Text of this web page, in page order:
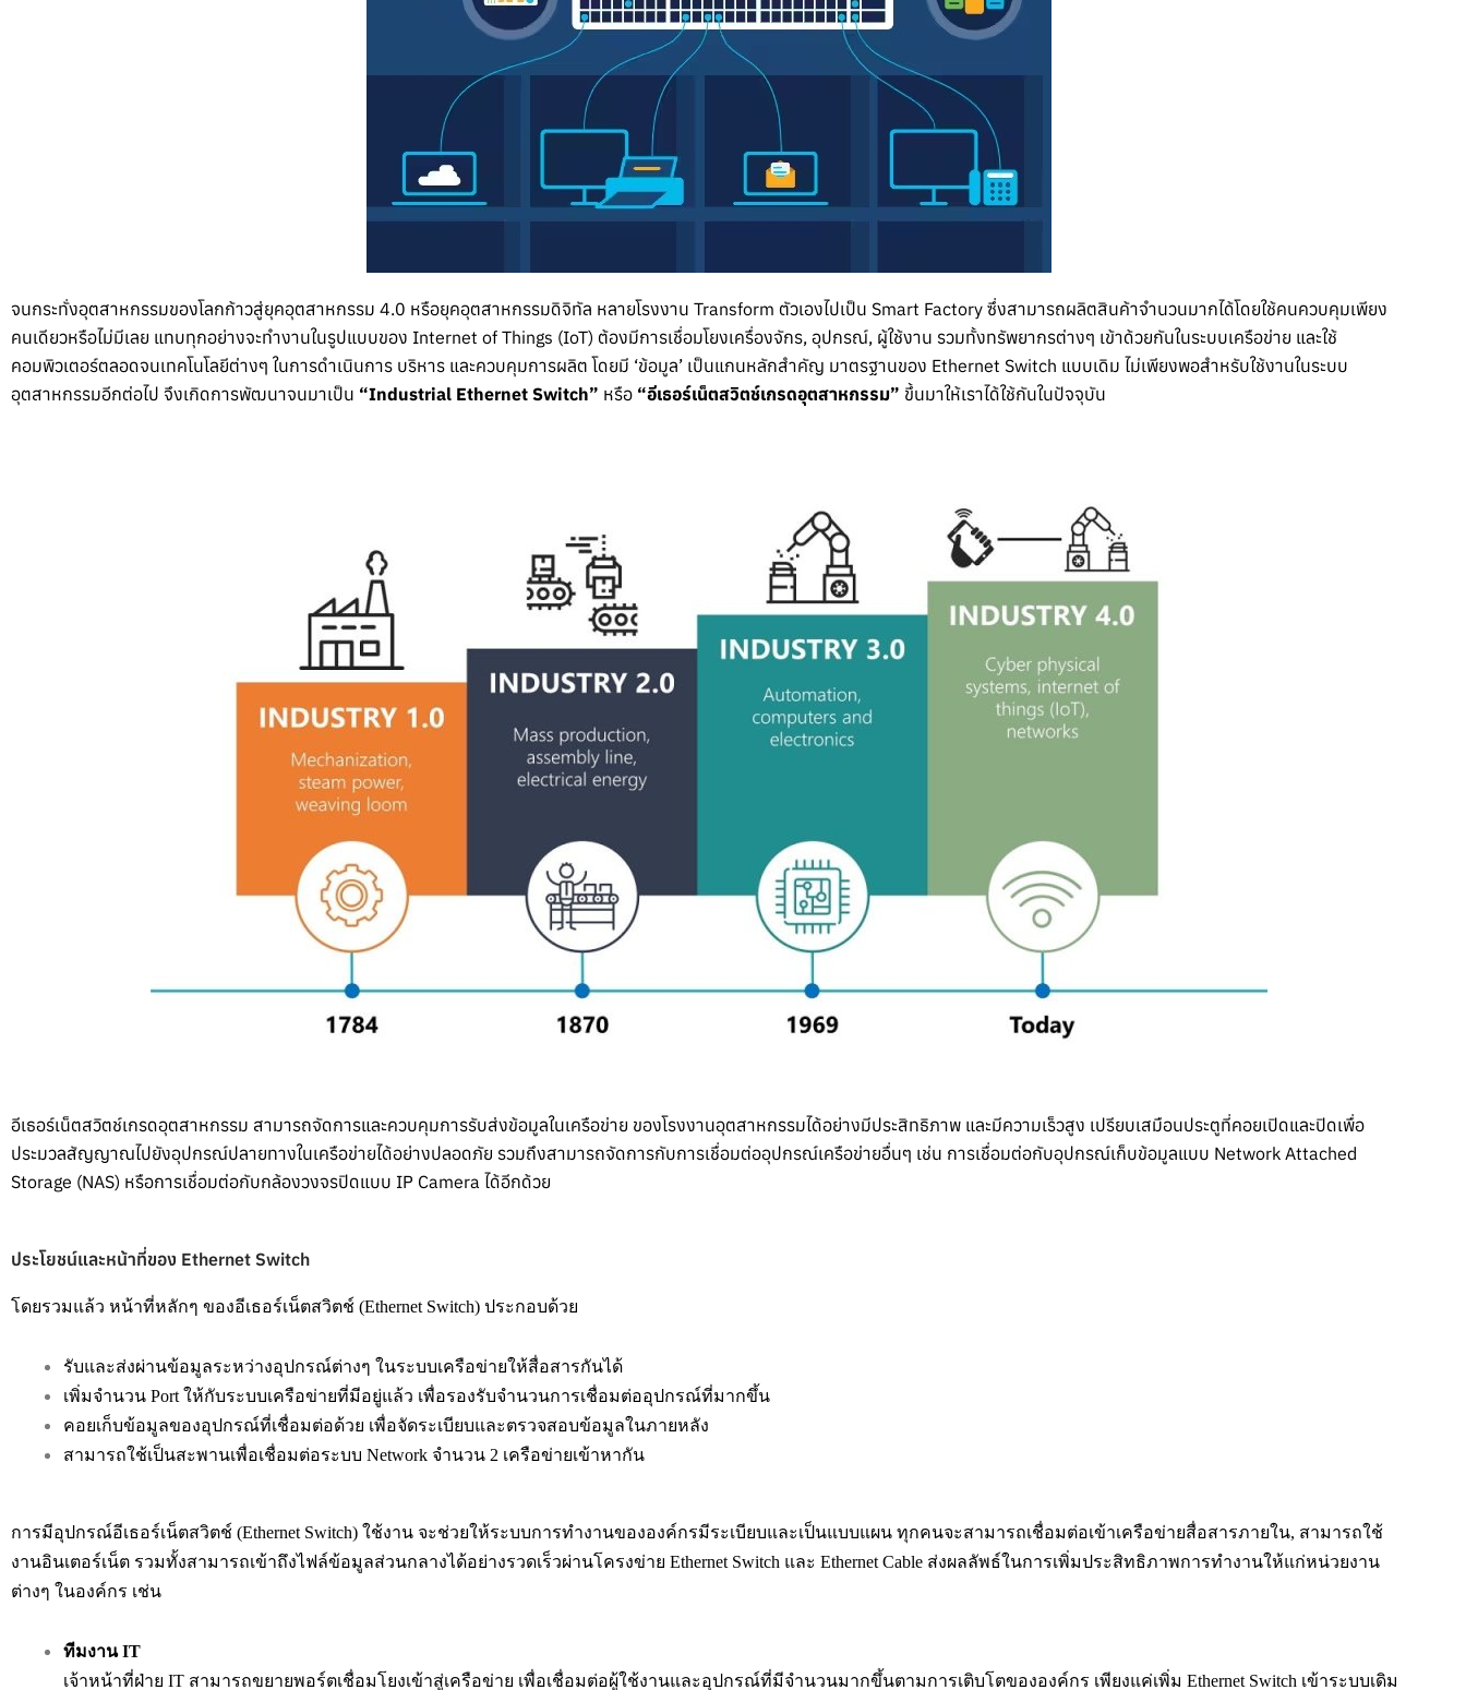
จนกระทั่งอุตสาหกรรมของโลกก้าวสู่ยุคอุตสาหกรรม 4.0 หรือยุคอุตสาหกรรมดิจิทัล หลายโรงงาน Transform ตัวเองไปเป็น Smart Factory ซึ่งสามารถผลิตสินค้าจำนวนมากได้โดยใช้คนควบคุมเพียง
คนเดียวหรือไม่มีเลย แทบทุกอย่างจะทำงานในรูปแบบของ Internet of Things (IoT) ต้องมีการเชื่อมโยงเครื่องจักร, อุปกรณ์, ผู้ใช้งาน รวมทั้งทรัพยากรต่างๆ เข้าด้วยกันในระบบเครือข่าย และใช้
คอมพิวเตอร์ตลอดจนเทคโนโลยีต่างๆ ในการดำเนินการ บริหาร และควบคุมการผลิต โดยมี ‘ข้อมูล’ เป็นแกนหลักสำคัญ มาตรฐานของ Ethernet Switch แบบเดิม ไม่เพียงพอสำหรับใช้งานในระบบ
อุตสาหกรรมอีกต่อไป จึงเกิดการพัฒนาจนมาเป็น “Industrial Ethernet Switch” หรือ “อีเธอร์เน็ตสวิตช์เกรดอุตสาหกรรม” ขึ้นมาให้เราได้ใช้กันในปัจจุบัน
อีเธอร์เน็ตสวิตช์เกรดอุตสาหกรรม สามารถจัดการและควบคุมการรับส่งข้อมูลในเครือข่าย ของโรงงานอุตสาหกรรมได้อย่างมีประสิทธิภาพ และมีความเร็วสูง เปรียบเสมือนประตูที่คอยเปิดและปิดเพื่อ
ประมวลสัญญาณไปยังอุปกรณ์ปลายทางในเครือข่ายได้อย่างปลอดภัย รวมถึงสามารถจัดการกับการเชื่อมต่ออุปกรณ์เครือข่ายอื่นๆ เช่น การเชื่อมต่อกับอุปกรณ์เก็บข้อมูลแบบ Network Attached
Storage (NAS) หรือการเชื่อมต่อกับกล้องวงจรปิดแบบ IP Camera ได้อีกด้วย
ประโยชน์และหน้าที่ของ Ethernet Switch
โดยรวมแล้ว หน้าที่หลักๆ ของอีเธอร์เน็ตสวิตช์ (Ethernet Switch) ประกอบด้วย
รับและส่งผ่านข้อมูลระหว่างอุปกรณ์ต่างๆ ในระบบเครือข่ายให้สื่อสารกันได้
เพิ่มจำนวน Port ให้กับระบบเครือข่ายที่มีอยู่แล้ว เพื่อรองรับจำนวนการเชื่อมต่ออุปกรณ์ที่มากขึ้น
คอยเก็บข้อมูลของอุปกรณ์ที่เชื่อมต่อด้วย เพื่อจัดระเบียบและตรวจสอบข้อมูลในภายหลัง
สามารถใช้เป็นสะพานเพื่อเชื่อมต่อระบบ Network จำนวน 2 เครือข่ายเข้าหากัน
การมีอุปกรณ์อีเธอร์เน็ตสวิตช์ (Ethernet Switch) ใช้งาน จะช่วยให้ระบบการทำงานขององค์กรมีระเบียบและเป็นแบบแผน ทุกคนจะสามารถเชื่อมต่อเข้าเครือข่ายสื่อสารภายใน, สามารถใช้
งานอินเตอร์เน็ต รวมทั้งสามารถเข้าถึงไฟล์ข้อมูลส่วนกลางได้อย่างรวดเร็วผ่านโครงข่าย Ethernet Switch และ Ethernet Cable ส่งผลลัพธ์ในการเพิ่มประสิทธิภาพการทำงานให้แก่หน่วยงาน
ต่างๆ ในองค์กร เช่น
ทีมงานIT
เจ้าหน้าที่ฝ่าย IT สามารถขยายพอร์ตเชื่อมโยงเข้าสู่เครือข่าย เพื่อเชื่อมต่อผู้ใช้งานและอุปกรณ์ที่มีจำนวนมากขึ้นตามการเติบโตขององค์กร เพียงแค่เพิ่ม Ethernet Switch เข้าระบบเดิม